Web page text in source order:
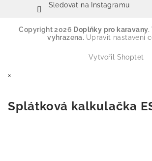
Sledovat na Instagramu
Copyright 2026 Doplňky pro karavany.
vyhrazena. Upravit nastavení
Vytvořil Shoptet
×
Splátková kalkulačka